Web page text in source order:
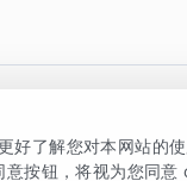
有限公司SDK相关说明
好了解您对本网站的
意按钮，将视为您同意